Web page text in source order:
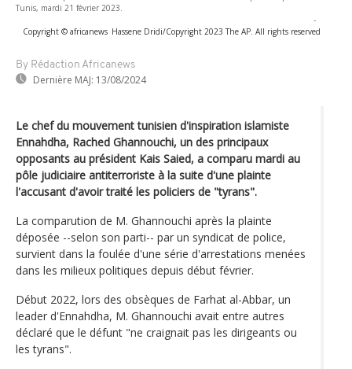
Tunis, mardi 21 février 2023.
-
Copyright © africanews Hassene Dridi/Copyright 2023 The AP. All rights reserved
By Rédaction Africanews
Dernière MAJ: 13/08/2024
Le chef du mouvement tunisien d'inspiration islamiste
Ennahdha, Rached Ghannouchi, un des principaux
opposants au président Kais Saied, a comparu mardi au
pôle judiciaire antiterroriste à la suite d'une plainte
l'accusant d'avoir traité les policiers de "tyrans".
La comparution de M. Ghannouchi après la plainte
déposée --selon son parti-- par un syndicat de police,
survient dans la foulée d'une série d'arrestations menées
dans les milieux politiques depuis début février.
Début 2022, lors des obsèques de Farhat al-Abbar, un
leader d'Ennahdha, M. Ghannouchi avait entre autres
déclaré que le défunt "ne craignait pas les dirigeants ou
les tyrans".